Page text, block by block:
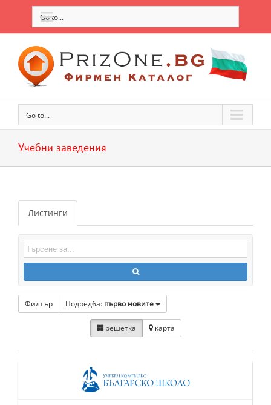
Go to...
Go to...
Учебни заведения
Листинги
Филтър Подредба: първо новите
решетка карта